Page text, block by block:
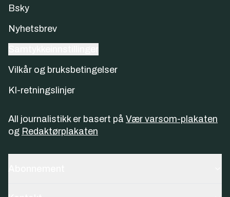
Bsky
Nyhetsbrev
Vilkår og bruksbetingelser
KI-retningslinjer
All journalistikk er basert på Vær varsom-plakaten
og Redaktørplakaten